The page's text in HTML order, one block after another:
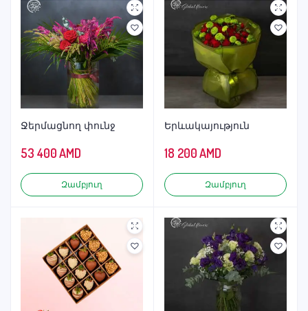
Ջերմացնող փունջ
53 400AMD
Զամբյուղ
Երևակայություն
18 200AMD
Զամբյուղ